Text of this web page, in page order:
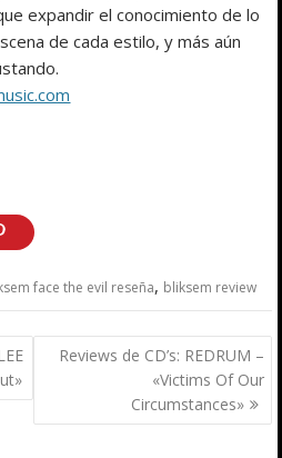
expandir el conocimiento de lo
de cada estilo, y más aún
face the evil reseña, bliksem review
Reviews de CD’s: REDRUM –
«Victims Of Our
Circumstances»